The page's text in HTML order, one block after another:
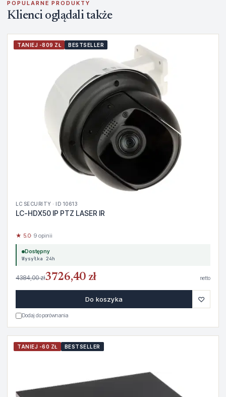
POPULARNE PRODUKTY
Klienci oglądali także
TANIEJ -809 ZŁ BESTSELLER
LC SECURITY · ID 10613
LC-HDX50 IP PTZ LASER IR
★ 5.0· 9 opinii
Dostępny
Wysyłka 24h
4384,00 zł3726,40 zł netto
Do koszyka ♡
Dodaj do porównania
TANIEJ -60 ZŁ BESTSELLER